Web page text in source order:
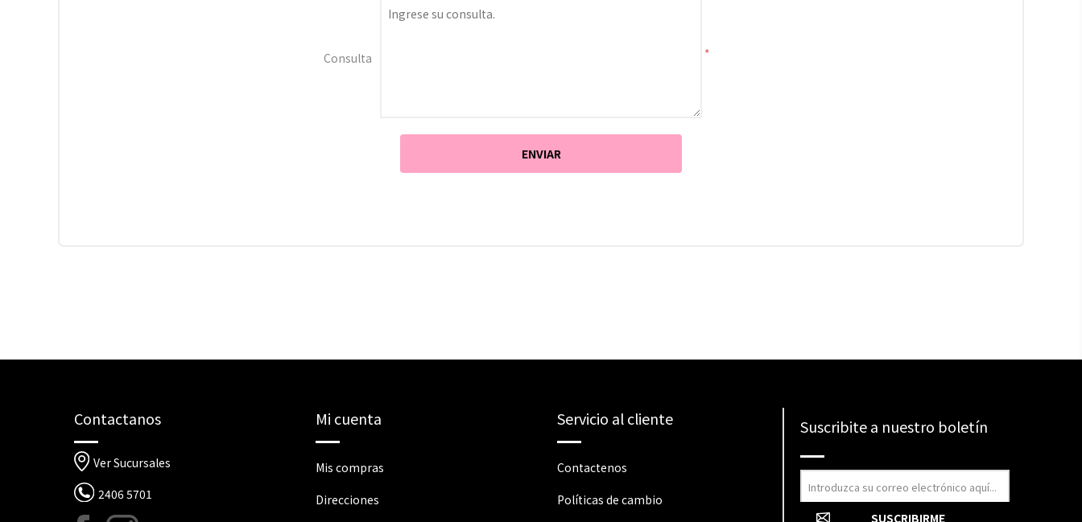
Consulta *
Contactanos
Ver Sucursales
2406 5701
Mi cuenta
Mis compras
Direcciones
Servicio al cliente
Contactenos
Políticas de cambio
Suscribite a nuestro boletín